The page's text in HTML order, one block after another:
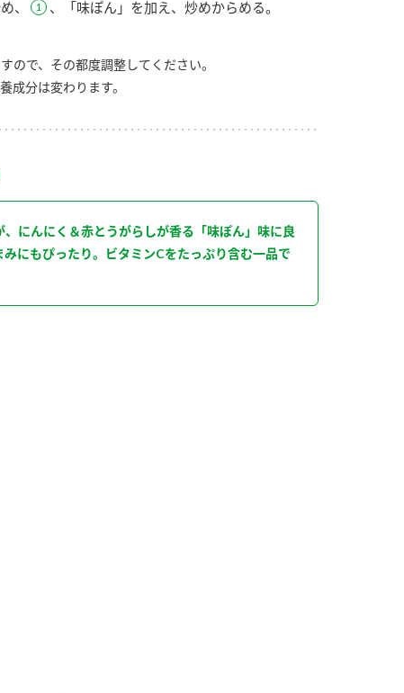
、
、「味ぽん」を加え、炒めからめる。
ので、その都度調整してください。
成分は変わります。
にんにく＆赤とうがらしが香る「味ぽん」味に良
にもぴったり。ビタミンCをたっぷり含む一品で